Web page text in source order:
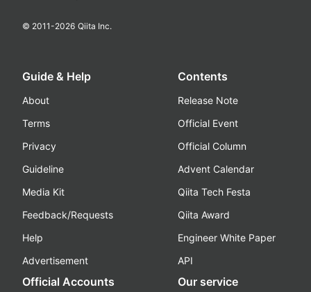
© 2011-2026 Qiita Inc.
Guide & Help
About
Terms
Privacy
Guideline
Media Kit
Feedback/Requests
Help
Advertisement
Contents
Release Note
Official Event
Official Column
Advent Calendar
Qiita Tech Festa
Qiita Award
Engineer White Paper
API
Official Accounts Our service